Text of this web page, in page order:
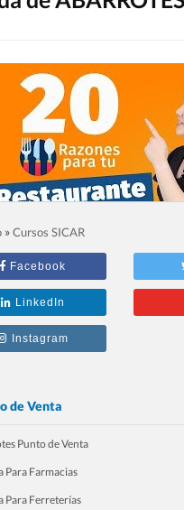
Para
»Cursos SICAR
Facebook
LinkedIn
Instagram
de Venta
Punto de Venta
Para Farmacias
Para Ferreterías